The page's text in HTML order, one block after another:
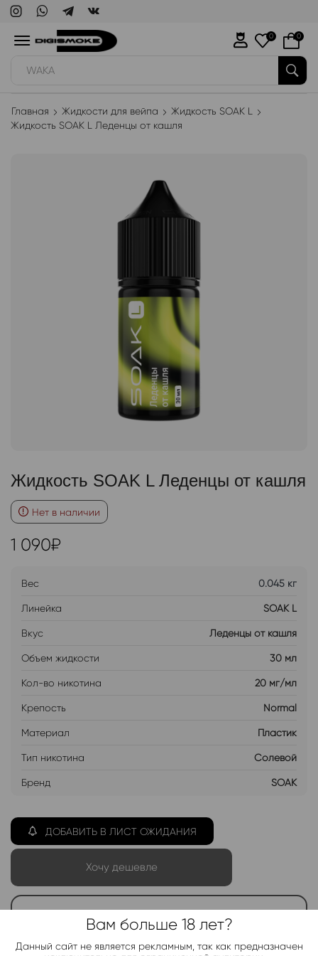
WAKA
0 0
Главная Жидкости для вейпа
Жидкость SOAK L
Жидкость SOAK L Леденцы от кашля
Жидкость SOAK L Леденцы от кашля
Нет в наличии
1 090₽
Вес 0.045 кг
Линейка SOAK L
Вкус Леденцы от кашля
Объем жидкости 30 мл
Кол-во никотина 20 мг/мл
Крепость Normal
Материал Пластик
Тип никотина Солевой
Бренд SOAK
ДОБАВИТЬ В ЛИСТ ОЖИДАНИЯ
Хочу дешевле
Telegram-канал 2000+
Вам больше 18 лет?
Данный сайт не является рекламным, так как предназначен